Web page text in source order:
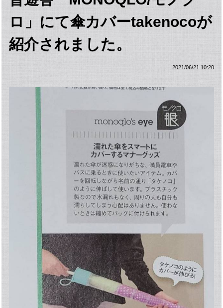
ロ」にて傘カバーtakenocoが
紹介されました。
2021/06/21 10:20